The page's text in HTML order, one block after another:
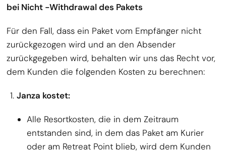
bei Nicht -Withdrawal des Pakets
Für den Fall, dass ein Paket vom Empfänger nicht
zurückgezogen wird und an den Absender
zurückgegeben wird, behalten wir uns das Recht vor,
dem Kunden die folgenden Kosten zu berechnen:
Janza kostet:
Alle Resortkosten, die in dem Zeitraum
entstanden sind, in dem das Paket am Kurier
oder am Retreat Point blieb, wird dem Kunden